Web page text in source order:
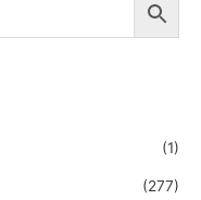
(1)
(277)